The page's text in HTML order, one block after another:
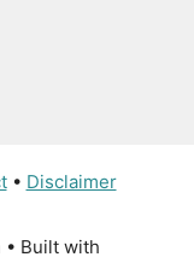
• Disclaimer
• Built with